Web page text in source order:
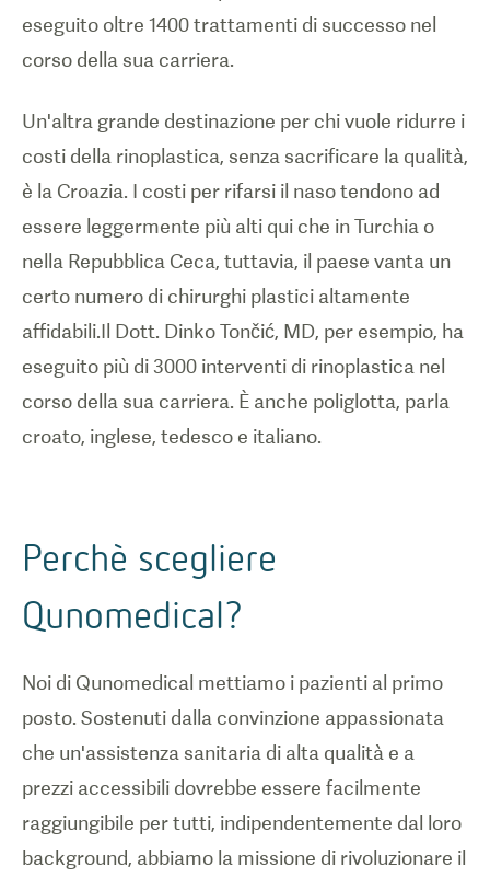
eseguito oltre 1400 trattamenti di successo nel
corso della sua carriera.
Un'altra grande destinazione per chi vuole ridurre i
costi della rinoplastica, senza sacrificare la qualità,
è la Croazia. I costi per rifarsi il naso tendono ad
essere leggermente più alti qui che in Turchia o
nella Repubblica Ceca, tuttavia, il paese vanta un
certo numero di chirurghi plastici altamente
affidabili.Il Dott. Dinko Tončić, MD, per esempio, ha
eseguito più di 3000 interventi di rinoplastica nel
corso della sua carriera. È anche poliglotta, parla
croato, inglese, tedesco e italiano.
Perchè scegliere
Qunomedical?
Noi di Qunomedical mettiamo i pazienti al primo
posto. Sostenuti dalla convinzione appassionata
che un'assistenza sanitaria di alta qualità e a
prezzi accessibili dovrebbe essere facilmente
raggiungibile per tutti, indipendentemente dal loro
background, abbiamo la missione di rivoluzionare il